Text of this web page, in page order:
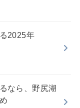
2025年
なら、野尻湖